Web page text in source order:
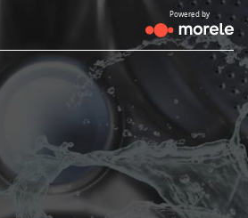
Powered by